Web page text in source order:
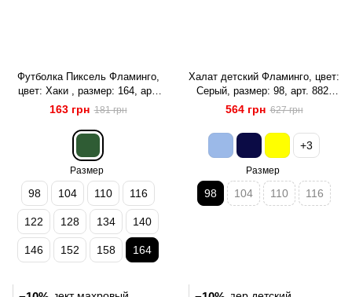
Футболка Пиксель Фламинго,
цвет: Хаки , размер: 164, арт.
778-127
163 грн 181 грн
Размер
98 104 110 116
122 128 134 140
146 152 158 164
Халат детский Фламинго, цвет:
Серый, размер: 98, арт. 882-
909
564 грн 627 грн
+3
Размер
98 104 110 116